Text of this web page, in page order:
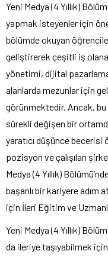
Yeni Medya (4 Yıllık)
yapmak isteyenler için
bölümde okuyan
geliştirerek çeşitli iş
yönetimi, dijital
alanlarda mezunlar için
görünmektedir. Ancak, bu
sürekli değişen bir
yaratıcı düşünce
pozisyon ve çalışılan
Medya (4 Yıllık)
başarılı bir kariyere adım
için İleri Eğitim ve
Yeni Medya (4 Yıllık)
da ileriye taşıyabilmek